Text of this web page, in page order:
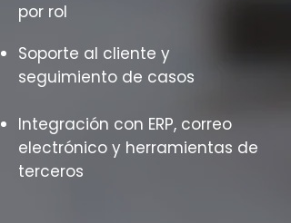
por rol
Soporte al cliente y
seguimiento de casos
Integración con ERP, correo
electrónico y herramientas de
terceros